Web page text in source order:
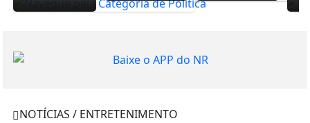
NOTÍCIAS / ENTRETENIMENTO